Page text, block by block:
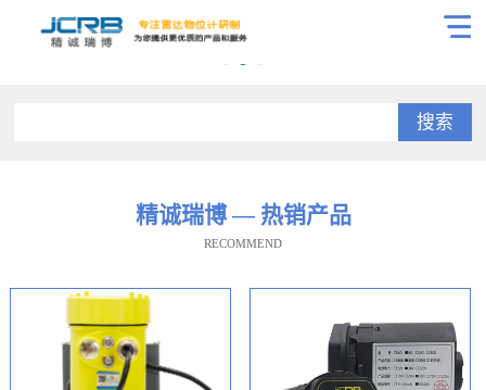
搜索
精诚瑞博 — 热销产品
RECOMMEND